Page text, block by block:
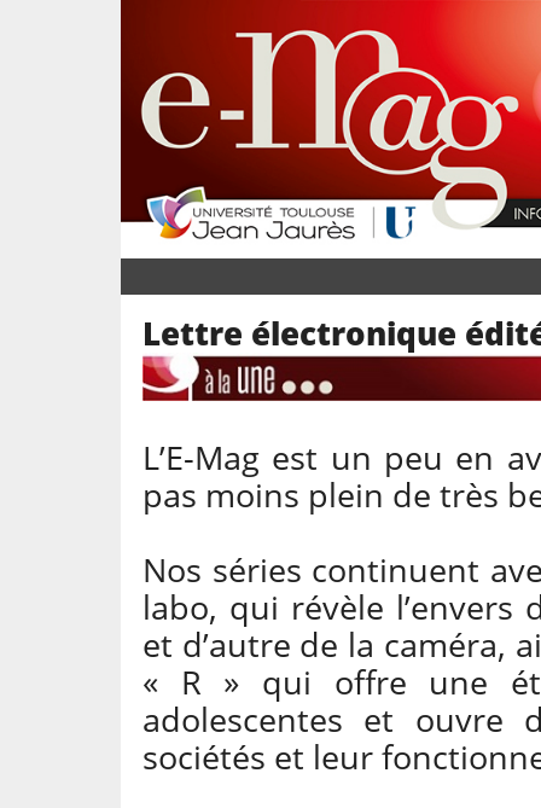
Lettre électronique
L’E-Mag est un peu en
pas moins plein de très
Nos séries continuent
labo, qui révèle
et d’autre de la caméra,
« R » qui offre une
adolescentes et ouvre
sociétés et leur